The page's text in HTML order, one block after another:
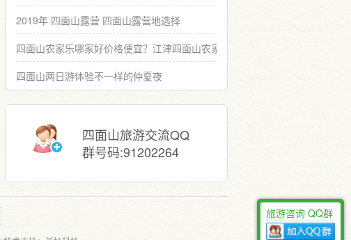
2019年 四面山露营 四面山露营地选择
四面山农家乐哪家好价格便宜？江津四面山农家乐推荐选择
四面山两日游体验不一样的仲夏夜
四面山旅游交流QQ
群号码:91202264
旅游咨询 QQ群